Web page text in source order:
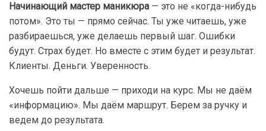
Начинающий мастер маникюра — это не «когда-нибудь
потом». Это ты — прямо сейчас. Ты уже читаешь, уже
разбираешься, уже делаешь первый шаг. Ошибки
будут. Страх будет. Но вместе с этим будет и результат.
Клиенты. Деньги. Уверенность.
Хочешь пойти дальше — приходи на курс. Мы не даём
«информацию». Мы даём маршрут. Берем за ручку и
ведем до результата.